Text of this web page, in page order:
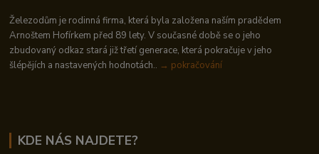
Železodům je rodinná firma, která byla založena naším pradědem
Arnoštem Hofírkem před 89 lety. V současné době se o jeho
zbudovaný odkaz stará již třetí generace, která pokračuje v jeho
šlépějích a nastavených hodnotách.. → pokračování
KDE NÁS NAJDETE?